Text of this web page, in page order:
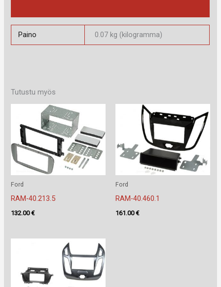
Paino 0.07 kg (kilogramma)
Tutustu myös
Ford
RAM-40.213.5
132.00€
Ford
RAM-40.460.1
161.00€